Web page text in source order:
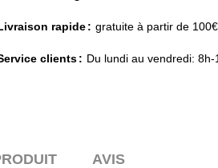
rapide gratuite à partir de 100€
clients Du lundi au vendredi: 8h-
AVIS